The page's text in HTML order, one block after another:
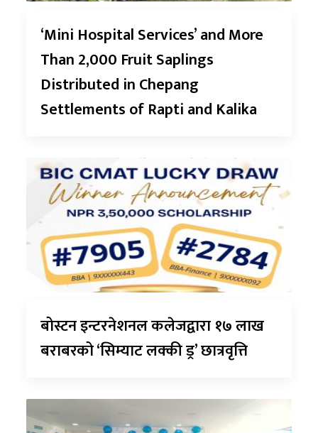
‘Mini Hospital Services’ and More
Than 2,000 Fruit Saplings
Distributed in Chepang
Settlements of Rapti and Kalika
बोस्टन इन्टरनेशनल कलेजद्वारा १७ लाख
बराबरको ‘सिम्याट लक्की ड्र’ छात्रवृत्ति